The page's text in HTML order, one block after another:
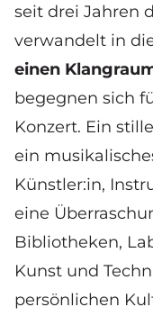
seit drei Jahren
verwandelt in
einen
begegnen sich
Konzert. Ein
ein
Künstler:in,
eine
Bibliotheken,
Kunst und
persönlichen